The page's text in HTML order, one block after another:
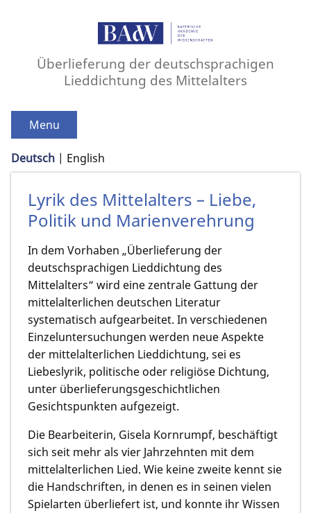
Überlieferung der deutschsprachigen
Lieddichtung des Mittelalters
Menu
Deutsch English
Lyrik des Mittelalters – Liebe,
Politik und Marienverehrung
In dem Vorhaben „Überlieferung der
deutschsprachigen Lieddichtung des
Mittelalters“ wird eine zentrale Gattung der
mittelalterlichen deutschen Literatur
systematisch aufgearbeitet. In verschiedenen
Einzeluntersuchungen werden neue Aspekte
der mittelalterlichen Lieddichtung, sei es
Liebeslyrik, politische oder religiöse Dichtung,
unter überlieferungsgeschichtlichen
Gesichtspunkten aufgezeigt.
Die Bearbeiterin, Gisela Kornrumpf, beschäftigt
sich seit mehr als vier Jahrzehnten mit dem
mittelalterlichen Lied. Wie keine zweite kennt sie
die Handschriften, in denen es in seinen vielen
Spielarten überliefert ist, und konnte ihr Wissen